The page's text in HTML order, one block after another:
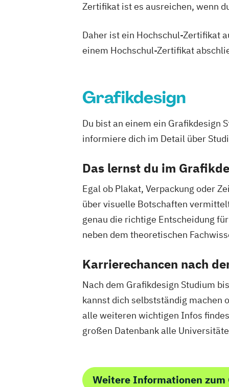
Zertifikat ist es ausreichen, wenn
Daher ist ein Hochschul-Zertifikat
einem Hochschul-Zertifikat
Grafikdesign
Du bist an einem ein Grafikdesign
informiere dich im Detail über
Das lernst du im
Egal ob Plakat, Verpackung oder
über visuelle Botschaften
genau die richtige Entscheidung
neben dem theoretischen
Karrierechancen nach
Nach dem Grafikdesign Studium
kannst dich selbstständig machen
alle weiteren wichtigen Infos
großen Datenbank alle
Weitere Informationen